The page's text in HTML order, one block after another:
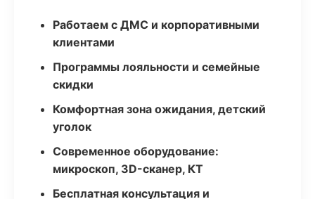
Работаем с ДМС и корпоративными
клиентами
Программы лояльности и семейные
скидки
Комфортная зона ожидания, детский
уголок
Современное оборудование:
микроскоп, 3D-сканер, КТ
Бесплатная консультация и